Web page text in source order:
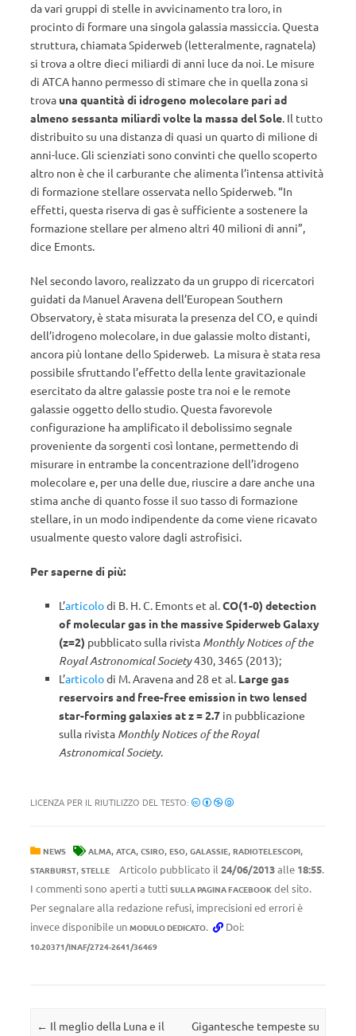
da vari gruppi di stelle in avvicinamento tra loro, in
procinto di formare una singola galassia massiccia. Questa
struttura, chiamata Spiderweb (letteralmente, ragnatela)
si trova a oltre dieci miliardi di anni luce da noi. Le misure
di ATCA hanno permesso di stimare che in quella zona si
trova una quantità di idrogeno molecolare pari ad
almeno sessanta miliardi volte la massa del Sole. Il tutto
distribuito su una distanza di quasi un quarto di milione di
anni-luce. Gli scienziati sono convinti che quello scoperto
altro non è che il carburante che alimenta l’intensa attività
di formazione stellare osservata nello Spiderweb. “In
effetti, questa riserva di gas è sufficiente a sostenere la
formazione stellare per almeno altri 40 milioni di anni”,
dice Emonts.
Nel secondo lavoro, realizzato da un gruppo di ricercatori
guidati da Manuel Aravena dell’European Southern
Observatory, è stata misurata la presenza del CO, e quindi
dell’idrogeno molecolare, in due galassie molto distanti,
ancora più lontane dello Spiderweb. La misura è stata resa
possibile sfruttando l’effetto della lente gravitazionale
esercitato da altre galassie poste tra noi e le remote
galassie oggetto dello studio. Questa favorevole
configurazione ha amplificato il debolissimo segnale
proveniente da sorgenti così lontane, permettendo di
misurare in entrambe la concentrazione dell’idrogeno
molecolare e, per una delle due, riuscire a dare anche una
stima anche di quanto fosse il suo tasso di formazione
stellare, in un modo indipendente da come viene ricavato
usualmente questo valore dagli astrofisici.
Per saperne di più:
L’articolodi B. H. C. Emonts et al.CO(1-0) detection
of molecular gas in the massive Spiderweb Galaxy
(z=2) pubblicato sulla rivista Monthly Notices of the
Royal Astronomical Society430, 3465 (2013);
L’articolodi M. Aravena and 28 et al. Large gas
reservoirs and free-free emission in two lensed
star-forming galaxies at z = 2.7 in pubblicazione
sulla rivista Monthly Notices of the Royal
Astronomical Society.
LICENZA PER IL RIUTILIZZO DEL TESTO:
NEWS ALMA, ATCA, CSIRO, ESO, GALASSIE, RADIOTELESCOPI,
STARBURST, STELLE Articolo pubblicato il 24/06/2013alle 18:55.
I commenti sono aperti a tutti SULLA PAGINA FACEBOOK del sito.
Per segnalare alla redazione refusi, imprecisioni ed errori è
invece disponibile un MODULO DEDICATO. Doi:
10.20371/INAF/2724-2641/36469
Navigazione articolo
← Il meglio della Luna e il Gigantesche tempeste su